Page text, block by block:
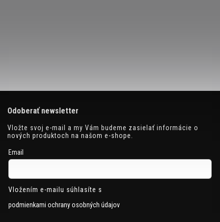
Odoberať newsletter
Vložte svoj e-mail a my Vám budeme zasielať informácie o
nových produktoch na našom e-shope.
Email
Vložením e-mailu súhlasíte s
podmienkami ochrany osobných údajov